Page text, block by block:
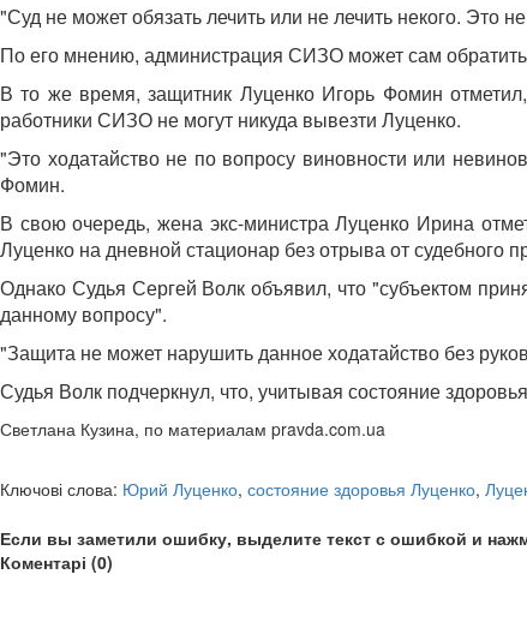
"Суд не может обязать лечить или не лечить некого. Это
По его мнению, администрация СИЗО может сам
В то же время, защитник Луценко Игорь Фомин
работники СИЗО не могут никуда вывезти Луценко.
"Это ходатайство не по вопросу виновности или
Фомин.
В свою очередь, жена экс-министра Луценко Ирина
Луценко на дневной стационар без отрыва от судебного
Однако Судья Сергей Волк объявил, что "субъектом
данному вопросу".
"Защита не может нарушить данное ходатайство без
Судья Волк подчеркнул, что, учитывая состояние
Светлана Кузина, по материалам pravda.com.ua
Ключові слова: Юрий Луценко, состояние здоровья Луценко,
Если вы заметили ошибку, выделите текст с ошибкой и
Коментарі (0)